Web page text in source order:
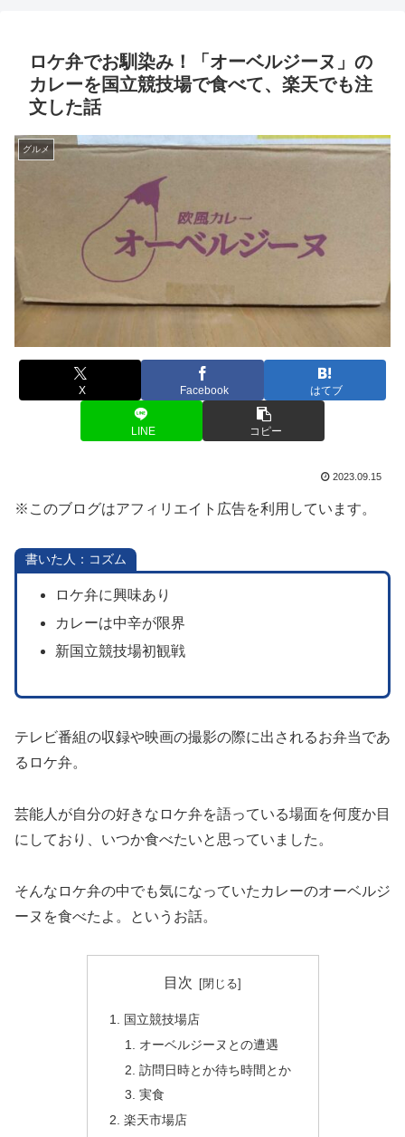
ロケ弁でお馴染み！「オーベルジーヌ」の
カレーを国立競技場で食べて、楽天でも注
文した話
グルメ
X Facebook はてブ
LINE コピー
2023.09.15
※このブログはアフィリエイト広告を利用しています。
書いた人：コズム
ロケ弁に興味あり
カレーは中辛が限界
新国立競技場初観戦
テレビ番組の収録や映画の撮影の際に出されるお弁当であ
るロケ弁。
芸能人が自分の好きなロケ弁を語っている場面を何度か目
にしており、いつか食べたいと思っていました。
そんなロケ弁の中でも気になっていたカレーのオーベルジ
ーヌを食べたよ。というお話。
目次
国立競技場店
オーベルジーヌとの遭遇
訪問日時とか待ち時間とか
実食
楽天市場店